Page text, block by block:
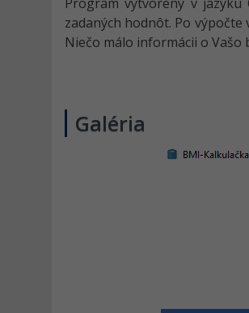
zadaných hodnôt. Po
Niečo málo informácii o Vašo
Galéria